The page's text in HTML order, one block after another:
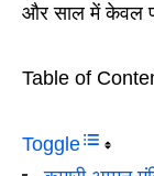
और साल में केवल
Table of
Toggle